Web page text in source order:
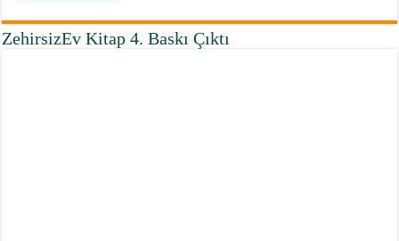
ZehirsizEv Kitap 4. Baskı Çıktı